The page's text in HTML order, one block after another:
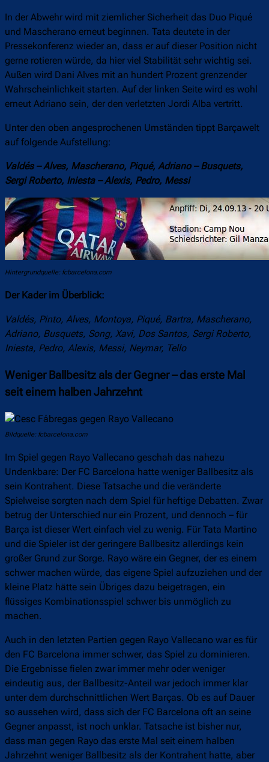
In der Abwehr wird mit ziemlicher Sicherheit das Duo Piqué
und Mascherano erneut beginnen. Tata deutete in der
Pressekonferenz wieder an, dass er auf dieser Position nicht
gerne rotieren würde, da hier viel Stabilität sehr wichtig sei.
Außen wird Dani Alves mit an hundert Prozent grenzender
Wahrscheinlichkeit starten. Auf der linken Seite wird es wohl
erneut Adriano sein, der den verletzten Jordi Alba vertritt.
Unter den oben angesprochenen Umständen tippt Barçawelt
auf folgende Aufstellung:
Valdés – Alves, Mascherano, Piqué, Adriano – Busquets,
Sergi Roberto, Iniesta – Alexis, Pedro, Messi
Hintergrundquelle: fcbarcelona.com
Der Kader im Überblick:
Valdés, Pinto, Alves, Montoya, Piqué, Bartra, Mascherano,
Adriano, Busquets, Song, Xavi, Dos Santos, Sergi Roberto,
Iniesta, Pedro, Alexis, Messi, Neymar, Tello
Weniger Ballbesitz als der Gegner – das erste Mal
seit einem halben Jahrzehnt
Bildquelle: fcbarcelona.com
Im Spiel gegen Rayo Vallecano geschah das nahezu
Undenkbare: Der FC Barcelona hatte weniger Ballbesitz als
sein Kontrahent. Diese Tatsache und die veränderte
Spielweise sorgten nach dem Spiel für heftige Debatten. Zwar
betrug der Unterschied nur ein Prozent, und dennoch – für
Barça ist dieser Wert einfach viel zu wenig. Für Tata Martino
und die Spieler ist der geringere Ballbesitz allerdings kein
großer Grund zur Sorge. Rayo wäre ein Gegner, der es einem
schwer machen würde, das eigene Spiel aufzuziehen und der
kleine Platz hätte sein Übriges dazu beigetragen, ein
flüssiges Kombinationsspiel schwer bis unmöglich zu
machen.
Auch in den letzten Partien gegen Rayo Vallecano war es für
den FC Barcelona immer schwer, das Spiel zu dominieren.
Die Ergebnisse fielen zwar immer mehr oder weniger
eindeutig aus, der Ballbesitz-Anteil war jedoch immer klar
unter dem durchschnittlichen Wert Barças. Ob es auf Dauer
so aussehen wird, dass sich der FC Barcelona oft an seine
Gegner anpasst, ist noch unklar. Tatsache ist bisher nur,
dass man gegen Rayo das erste Mal seit einem halben
Jahrzehnt weniger Ballbesitz als der Kontrahent hatte, aber